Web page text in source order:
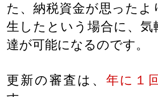
た、納税資金が思ったよ
生したという場合に、気
達が可能になるのです。
更新の審査は、 年に１